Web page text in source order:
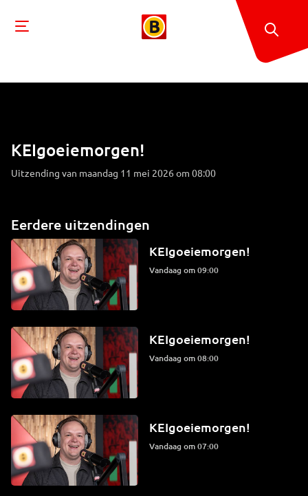
KEIgoeiemorgen!
Uitzending van maandag 11 mei 2026 om 08:00
Eerdere uitzendingen
KEIgoeiemorgen!
Vandaag om 09:00
KEIgoeiemorgen!
Vandaag om 08:00
KEIgoeiemorgen!
Vandaag om 07:00